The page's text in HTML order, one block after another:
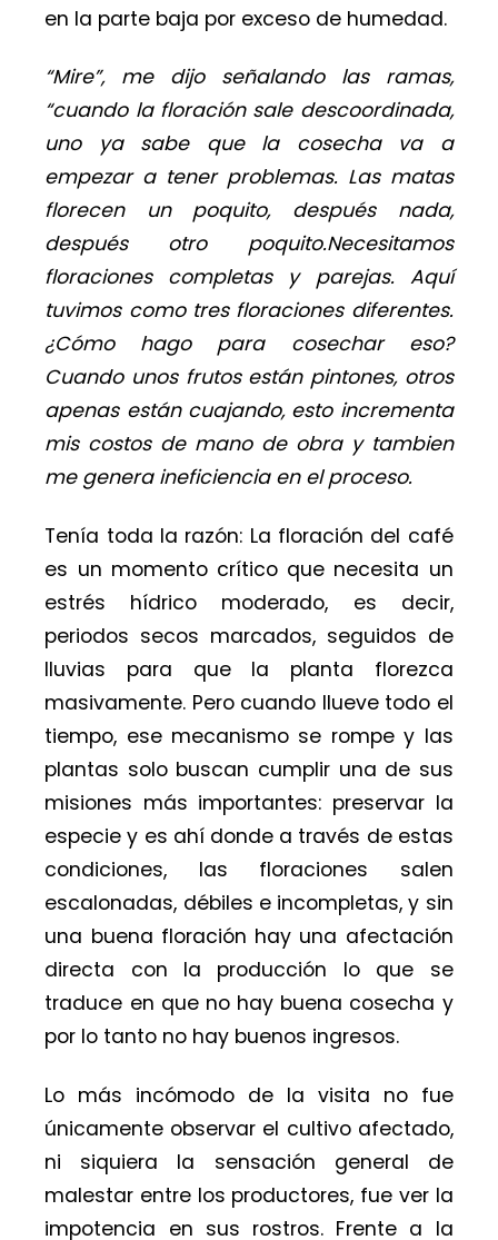
en la parte baja por exceso de humedad.
“Mire”, me dijo señalando las ramas,
“cuando la floración sale descoordinada,
uno ya sabe que la cosecha va a
empezar a tener problemas. Las matas
florecen un poquito, después nada,
después otro poquito.Necesitamos
floraciones completas y parejas. Aquí
tuvimos como tres floraciones diferentes.
¿Cómo hago para cosechar eso?
Cuando unos frutos están pintones, otros
apenas están cuajando, esto incrementa
mis costos de mano de obra y tambien
me genera ineficiencia en el proceso.
Tenía toda la razón: La floración del café
es un momento crítico que necesita un
estrés hídrico moderado, es decir,
periodos secos marcados, seguidos de
lluvias para que la planta florezca
masivamente. Pero cuando llueve todo el
tiempo, ese mecanismo se rompe y las
plantas solo buscan cumplir una de sus
misiones más importantes: preservar la
especie y es ahí donde a través de estas
condiciones, las floraciones salen
escalonadas, débiles e incompletas, y sin
una buena floración hay una afectación
directa con la producción lo que se
traduce en que no hay buena cosecha y
por lo tanto no hay buenos ingresos.
Lo más incómodo de la visita no fue
únicamente observar el cultivo afectado,
ni siquiera la sensación general de
malestar entre los productores, fue ver la
impotencia en sus rostros. Frente a la